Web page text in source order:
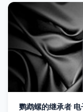
鹦鹉螺的继承者